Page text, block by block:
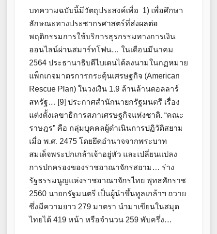
บทความฉบับนี้มีวัตถุประสงค์เพื่อ 1) เพื่อศึกษา
ลักษณะทางประชากรศาสตร์ที่ส่งผลต่อ
พฤติกรรมการใช้บริการธุรกรรมทางการเงิน
ออนไลน์ผ่านสมาร์ทโฟน… ในเดือนมีนาคม
2564 ประธานาธิบดีไบเดนได้ลงนามในกฏหมาย
แพ็กเกจมาตรการกระตุ้นเศรษฐกิจ (American
Rescue Plan) ในวงเงิน 1.9 ล้านล้านดอลลาร์
สหรัฐ… [9] ประกาศสำนักนายกรัฐมนตรี เรื่อง
แต่งตั้งเลขาธิการสภาเศรษฐกิจแห่งชาติ. “คณะ
ราษฎร” คือ กลุ่มบุคคลผู้ดำเนินการปฏิวัติสยาม
เมื่อ พ.ศ. 2475 โดยยึดอำนาจจากพระบาท
สมเด็จพระปกเกล้าเจ้าอยู่หัว และเปลี่ยนแปลง
การปกครองของราชอาณาจักรสยาม… ร่าง
รัฐธรรมนูญแห่งราชอาณาจักรไทย พุทธศักราช
2560 นายกรัฐมนตรี เป็นผู้นำขึ้นทูลเกล้าฯ ถวาย
ซึ่งมีความยาว 279 มาตรา นำมาเขียนในสมุด
ไทยได้ 419 หน้า หรือจำนวน 259 พับครึ่ง…